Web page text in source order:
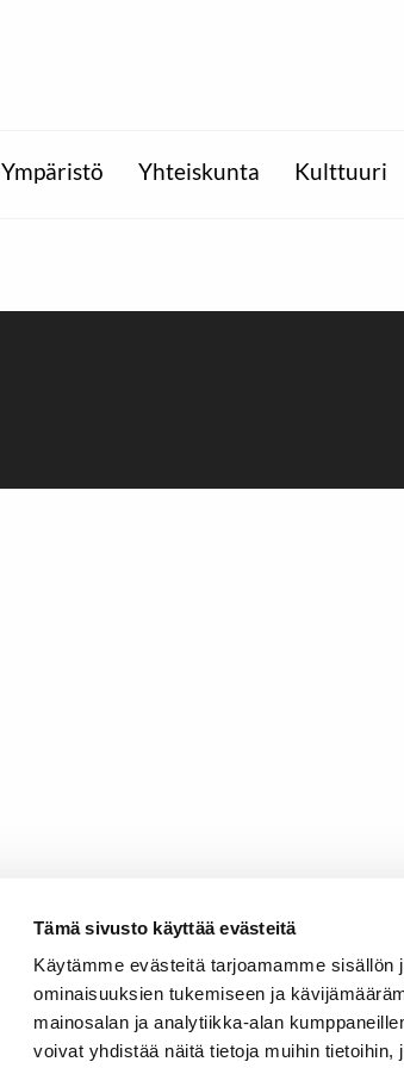
Tämä sivusto käyttää evästeitä
Käytämme evästeitä tarjoamamme
ominaisuuksien tukemiseen ja
mainosalan ja analytiikka-alan
voivat yhdistää näitä tietoja muihin
Ympäristö Yhteiskunta Kulttuuri